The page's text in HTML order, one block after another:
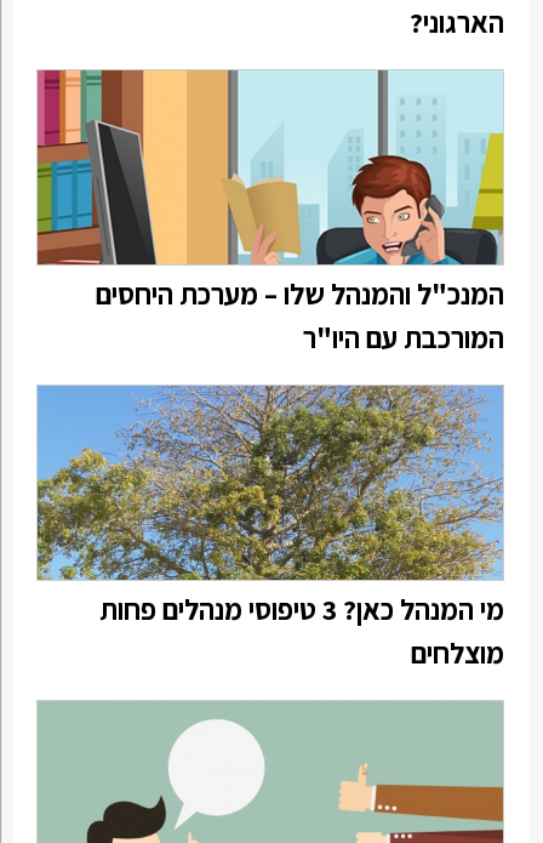
הארגוני?
המנכ"ל והמנהל שלו – מערכת היחסים
המורכבת עם היו"ר
מי המנהל כאן? 3 טיפוסי מנהלים פחות
מוצלחים